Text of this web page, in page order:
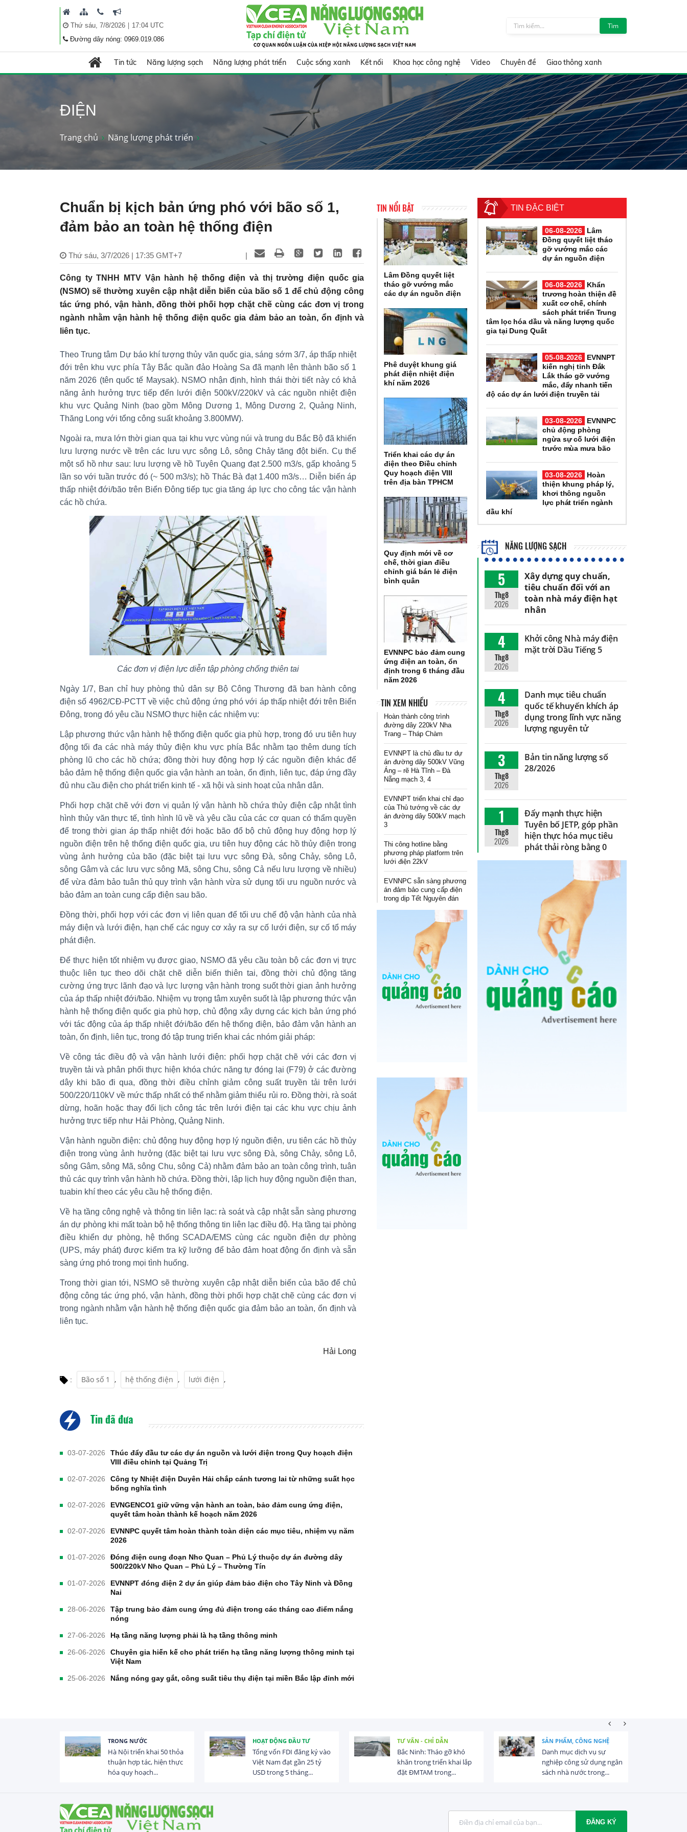
Thứ sáu, 7/8/2026| 17:04 UTC
Đường dây nóng: 0969.019.086
Tìm
Tin tức Năng lượng sạch Năng lượng phát triển Cuộc sống xanh Kết nối Khoa học công nghệ Video Chuyên đề Giao thông xanh
ĐIỆN
Trang chủ Năng lượng phát triển
Chuẩn bị kịch bản ứng phó với bão số 1,
đảm bảo an toàn hệ thống điện
Thứ sáu, 3/7/2026 | 17:35 GMT+7 |
Công ty TNHH MTV Vận hành hệ thống điện và thị trường điện quốc gia
(NSMO) sẽ thường xuyên cập nhật diễn biến của bão số 1 để chủ động công
tác ứng phó, vận hành, đồng thời phối hợp chặt chẽ cùng các đơn vị trong
ngành nhằm vận hành hệ thống điện quốc gia đảm bảo an toàn, ổn định và
liên tục.
Theo Trung tâm Dự báo khí tượng thủy văn quốc gia, sáng sớm 3/7, áp thấp nhiệt
đới trên khu vực phía Tây Bắc quần đảo Hoàng Sa đã mạnh lên thành bão số 1
năm 2026 (tên quốc tế Maysak). NSMO nhận định, hình thái thời tiết này có khả
năng ảnh hưởng trực tiếp đến lưới điện 500kV/220kV và các nguồn nhiệt điện
khu vực Quảng Ninh (bao gồm Mông Dương 1, Mông Dương 2, Quảng Ninh,
Thăng Long với tổng công suất khoảng 3.800MW).
Ngoài ra, mưa lớn thời gian qua tại khu vực vùng núi và trung du Bắc Bộ đã khiến
lưu lượng nước về trên các lưu vực sông Lô, sông Chảy tăng đột biến. Cụ thể
một số hồ như sau: lưu lượng về hồ Tuyên Quang đạt 2.500 m3/s, gấp khoảng 5
lần so với tuần trước đó (~ 500 m3/s); hồ Thác Bà đạt 1.400 m3/s… Diễn biến áp
thấp nhiệt đới/bão trên Biển Đông tiếp tục gia tăng áp lực cho công tác vận hành
các hồ chứa.
Các đơn vị điện lực diễn tập phòng chống thiên tai
Ngày 1/7, Ban chỉ huy phòng thủ dân sự Bộ Công Thương đã ban hành công
điện số 4962/CĐ-PCTT về việc chủ động ứng phó với áp thấp nhiệt đới trên Biển
Đông, trong đó yêu cầu NSMO thực hiện các nhiệm vụ:
Lập phương thức vận hành hệ thống điện quốc gia phù hợp, trong đó ưu tiên huy
động tối đa các nhà máy thủy điện khu vực phía Bắc nhằm tạo thêm dung tích
phòng lũ cho các hồ chứa; đồng thời huy động hợp lý các nguồn điện khác để
bảo đảm hệ thống điện quốc gia vận hành an toàn, ổn định, liên tục, đáp ứng đầy
đủ nhu cầu điện cho phát triển kinh tế - xã hội và sinh hoạt của nhân dân.
Phối hợp chặt chẽ với đơn vị quản lý vận hành hồ chứa thủy điện cập nhật tình
hình thủy văn thực tế, tình hình lũ về và yêu cầu của các cơ quan có thẩm quyền
để trong thời gian áp thấp nhiệt đới hoặc bão đổ bộ chủ động huy động hợp lý
nguồn điện trên hệ thống điện quốc gia, ưu tiên huy động các hồ thủy điện trong
vùng ảnh hưởng của bão (đặc biệt tại lưu vực sông Đà, sông Chảy, sông Lô,
sông Gâm và các lưu vực sông Mã, sông Chu, sông Cả nếu lưu lượng về nhiều)
để vừa đảm bảo tuân thủ quy trình vận hành vừa sử dụng tối ưu nguồn nước và
bảo đảm an toàn cung cấp điện sau bão.
Đồng thời, phối hợp với các đơn vị liên quan để tối ưu chế độ vận hành của nhà
máy điện và lưới điện, hạn chế các nguy cơ xảy ra sự cố lưới điện, sự cố tổ máy
phát điện.
Để thực hiện tốt nhiệm vụ được giao, NSMO đã yêu cầu toàn bộ các đơn vị trực
thuộc liên tục theo dõi chặt chẽ diễn biến thiên tai, đồng thời chủ động tăng
cường ứng trực lãnh đạo và lực lượng vận hành trong suốt thời gian ảnh hưởng
của áp thấp nhiệt đới/bão. Nhiệm vụ trọng tâm xuyên suốt là lập phương thức vận
hành hệ thống điện quốc gia phù hợp, chủ động xây dựng các kịch bản ứng phó
với tác động của áp thấp nhiệt đới/bão đến hệ thống điện, bảo đảm vận hành an
toàn, ổn định, liên tục, trong đó tập trung triển khai các nhóm giải pháp:
Về công tác điều độ và vận hành lưới điện: phối hợp chặt chẽ với các đơn vị
truyền tải và phân phối thực hiện khóa chức năng tự đóng lại (F79) ở các đường
dây khi bão đi qua, đồng thời điều chỉnh giảm công suất truyền tải trên lưới
500/220/110kV về mức thấp nhất có thể nhằm giảm thiểu rủi ro. Đồng thời, rà soát
dừng, hoãn hoặc thay đổi lịch công tác trên lưới điện tại các khu vực chịu ảnh
hưởng trực tiếp như Hải Phòng, Quảng Ninh.
Vận hành nguồn điện: chủ động huy động hợp lý nguồn điện, ưu tiên các hồ thủy
điện trong vùng ảnh hưởng (đặc biệt tại lưu vực sông Đà, sông Chảy, sông Lô,
sông Gâm, sông Mã, sông Chu, sông Cả) nhằm đảm bảo an toàn công trình, tuân
thủ các quy trình vận hành hồ chứa. Đồng thời, lập lịch huy động nguồn điện than,
tuabin khí theo các yêu cầu hệ thống điện.
Về hạ tầng công nghệ và thông tin liên lạc: rà soát và cập nhật sẵn sàng phương
án dự phòng khi mất toàn bộ hệ thống thông tin liên lạc điều độ. Hạ tầng tại phòng
điều khiển dự phòng, hệ thống SCADA/EMS cùng các nguồn điện dự phòng
(UPS, máy phát) được kiểm tra kỹ lưỡng để bảo đảm hoạt động ổn định và sẵn
sàng ứng phó trong mọi tình huống.
Trong thời gian tới, NSMO sẽ thường xuyên cập nhật diễn biến của bão để chủ
động công tác ứng phó, vận hành, đồng thời phối hợp chặt chẽ cùng các đơn vị
trong ngành nhằm vận hành hệ thống điện quốc gia đảm bảo an toàn, ổn định và
liên tục.
Hải Long
: Bão số 1 , hệ thống điện , lưới điện ,
Tin đã đưa
03-07-2026
Thúc đẩy đầu tư các dự án nguồn và lưới điện trong Quy hoạch điện
VIII điều chỉnh tại Quảng Trị
02-07-2026
Công ty Nhiệt điện Duyên Hải chắp cánh tương lai từ những suất học
bổng nghĩa tình
02-07-2026
EVNGENCO1 giữ vững vận hành an toàn, bảo đảm cung ứng điện,
quyết tâm hoàn thành kế hoạch năm 2026
02-07-2026
EVNNPC quyết tâm hoàn thành toàn diện các mục tiêu, nhiệm vụ năm
2026
01-07-2026
Đóng điện cung đoạn Nho Quan – Phủ Lý thuộc dự án đường dây
500/220kV Nho Quan – Phủ Lý – Thường Tín
01-07-2026
EVNNPT đóng điện 2 dự án giúp đảm bảo điện cho Tây Ninh và Đồng
Nai
28-06-2026
Tập trung bảo đảm cung ứng đủ điện trong các tháng cao điểm nắng
nóng
27-06-2026 Hạ tầng năng lượng phải là hạ tầng thông minh
26-06-2026
Chuyên gia hiến kế cho phát triển hạ tầng năng lượng thông minh tại
Việt Nam
25-06-2026 Nắng nóng gay gắt, công suất tiêu thụ điện tại miền Bắc lập đỉnh mới
TIN NỔI BẬT
Lâm Đồng quyết liệt
tháo gỡ vướng mắc
các dự án nguồn điện
Phê duyệt khung giá
phát điện nhiệt điện
khí năm 2026
Triển khai các dự án
điện theo Điều chỉnh
Quy hoạch điện VIII
trên địa bàn TPHCM
Quy định mới về cơ
chế, thời gian điều
chỉnh giá bán lẻ điện
bình quân
EVNNPC bảo đảm cung
ứng điện an toàn, ổn
định trong 6 tháng đầu
năm 2026
TIN XEM NHIỀU
Hoàn thành công trình
đường dây 220kV Nha
Trang – Tháp Chàm
EVNNPT là chủ đầu tư dự
án đường dây 500kV Vũng
Áng – rẽ Hà Tĩnh – Đà
Nẵng mạch 3, 4
EVNNPT triển khai chỉ đạo
của Thủ tướng về các dự
án đường dây 500kV mạch
3
Thi công hotline bằng
phương pháp platform trên
lưới điện 22kV
EVNNPC sẵn sàng phương
án đảm bảo cung cấp điện
trong dịp Tết Nguyên đán
TIN ĐẶC BIỆT
06-08-2026
Lâm
Đồng quyết liệt tháo
gỡ vướng mắc các
dự án nguồn điện
06-08-2026
Khẩn
trương hoàn thiện đề
xuất cơ chế, chính
sách phát triển Trung
tâm lọc hóa dầu và năng lượng quốc
gia tại Dung Quất
05-08-2026
EVNNPT
kiến nghị tỉnh Đắk
Lắk tháo gỡ vướng
mắc, đẩy nhanh tiến
độ các dự án lưới điện truyền tải
03-08-2026
EVNNPC
chủ động phòng
ngừa sự cố lưới điện
trước mùa mưa bão
03-08-2026
Hoàn
thiện khung pháp lý,
khơi thông nguồn
lực phát triển ngành
dầu khí
NĂNG LƯỢNG SẠCH
5
Thg8
2026
Xây dựng quy chuẩn,
tiêu chuẩn đối với an
toàn nhà máy điện hạt
nhân
4
Thg8
2026
Khởi công Nhà máy điện
mặt trời Dầu Tiếng 5
4
Thg8
2026
Danh mục tiêu chuẩn
quốc tế khuyến khích áp
dụng trong lĩnh vực năng
lượng nguyên tử
3
Thg8
2026
Bản tin năng lượng số
28/2026
1
Thg8
2026
Đẩy mạnh thực hiện
Tuyên bố JETP, góp phần
hiện thực hóa mục tiêu
phát thải ròng bằng 0
TRONG NƯỚC
Hà Nội triển khai 50 thỏa
thuận hợp tác, hiện thực
hóa quy hoạch...
HOẠT ĐỘNG ĐẦU TƯ
Tổng vốn FDI đăng ký vào
Việt Nam đạt gần 25 tỷ
USD trong 5 tháng...
TƯ VẤN - CHỈ DẪN
Bắc Ninh: Tháo gỡ khó
khăn trong triển khai lắp
đặt ĐMTAM trong...
SẢN PHẨM, CÔNG NGHỆ
Danh mục dịch vụ sự
nghiệp công sử dụng ngân
sách nhà nước trong...
ĐĂNG KÝ